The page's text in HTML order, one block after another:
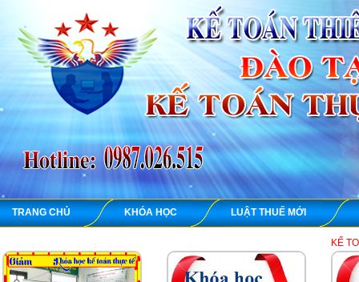
TRANG CHỦ KHÓA HỌC LUẬT THUẾ MỚI
KẾ TOÁN THIÊN